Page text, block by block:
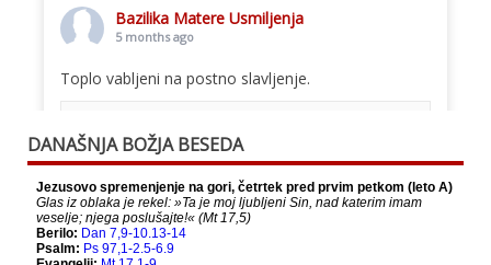
Bazilika Matere Usmiljenja
5 months ago
Toplo vabljeni na postno slavljenje.
When this happens, it's usually because the
owner only shared it with a small group of
people, changed who can see it or it's been
deleted.
View on Facebook
DANAŠNJA BOŽJA BESEDA